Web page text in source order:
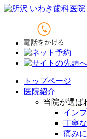
トップページ
医院紹介
当院が選ば
イン
丁寧
痛み